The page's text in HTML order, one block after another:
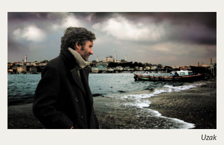
Uzak